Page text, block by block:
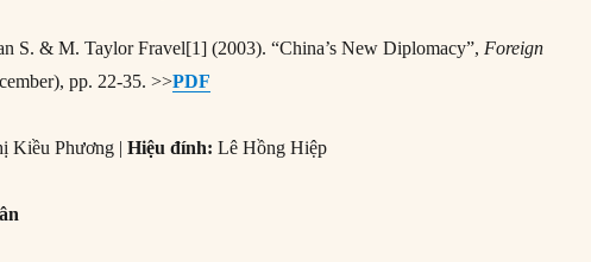
S. & M. Taylor Fravel[1] (2003). “China’s New Diplomacy”, Foreign
pp. 22-35. >>PDF
Kiều Phương |Hiệu đính: Lê Hồng Hiệp